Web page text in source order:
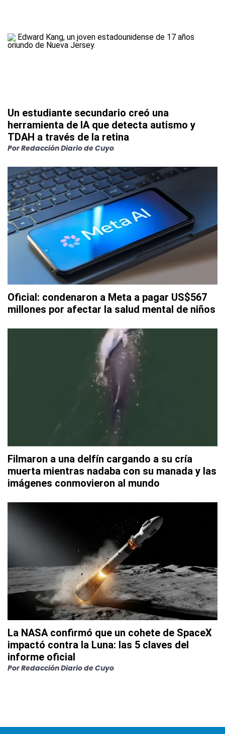
Un estudiante secundario creó una
herramienta de IA que detecta autismo y
TDAH a través de la retina
PorRedacción Diario de Cuyo
Oficial: condenaron a Meta a pagar US$567
millones por afectar la salud mental de niños
Filmaron a una delfín cargando a su cría
muerta mientras nadaba con su manada y las
imágenes conmovieron al mundo
La NASA confirmó que un cohete de SpaceX
impactó contra la Luna: las 5 claves del
informe oficial
PorRedacción Diario de Cuyo